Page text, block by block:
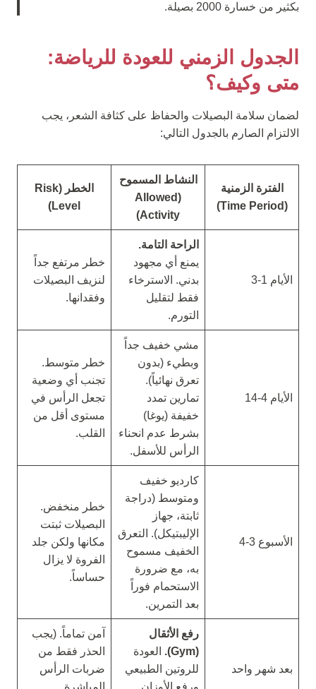
بكثير من خسارة 2000 بصيلة.
الجدول الزمني للعودة للرياضة:
متى وكيف؟
لضمان سلامة البصيلات والحفاظ على كثافة الشعر، يجب
الالتزام الصارم بالجدول التالي:
الفترة الزمنية
(Time Period)
النشاط المسموح
(Allowed
Activity)
الخطر (Risk
Level)
الأيام 1-3
الراحة التامة.
يمنع أي مجهود
بدني. الاسترخاء
فقط لتقليل
التورم.
خطر مرتفع جداً
لنزيف البصيلات
وفقدانها.
الأيام 4-14
مشي خفيف جداً
وبطيء (بدون
تعرق نهائياً).
تمارين تمدد
خفيفة (يوغا)
بشرط عدم انحناء
الرأس للأسفل.
خطر متوسط.
تجنب أي وضعية
تجعل الرأس في
مستوى أقل من
القلب.
الأسبوع 3-4
كارديو خفيف
ومتوسط (دراجة
ثابتة، جهاز
الإليبتيكل). التعرق
الخفيف مسموح
به، مع ضرورة
الاستحمام فوراً
بعد التمرين.
خطر منخفض.
البصيلات ثبتت
مكانها ولكن جلد
الفروة لا يزال
حساساً.
بعد شهر واحد
رفع الأثقال
(Gym).
العودة
للروتين الطبيعي
ورفع الأوزان
آمن تماماً. (يجب
الحذر فقط من
ضربات الرأس
المباشرة